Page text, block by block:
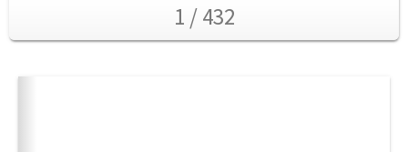
1 / 432